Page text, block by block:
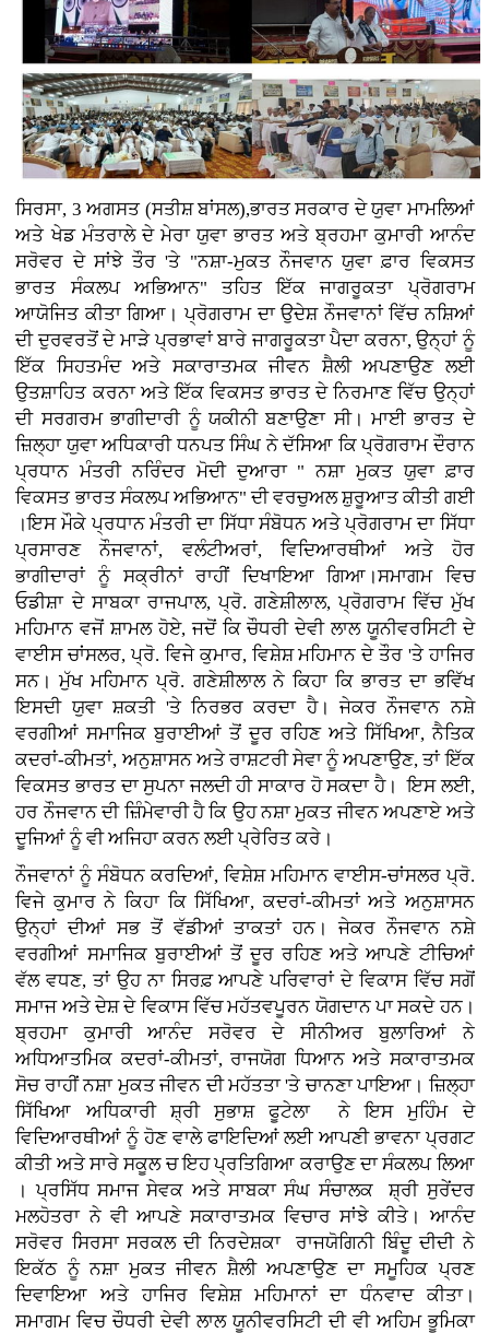
ਸਿਰਸਾ, 3 ਅਗਸਤ (ਸਤੀਸ਼ ਬਾਂਸਲ),ਭਾਰਤ ਸਰਕਾਰ ਦੇ ਯੁਵਾ ਮਾਮਲਿਆਂ
ਅਤੇ ਖੇਡ ਮੰਤਰਾਲੇ ਦੇ ਮੇਰਾ ਯੁਵਾ ਭਾਰਤ ਅਤੇ ਬ੍ਰਹਮਾ ਕੁਮਾਰੀ ਆਨੰਦ
ਸਰੋਵਰ ਦੇ ਸਾਂਝੇ ਤੌਰ 'ਤੇ "ਨਸ਼ਾ-ਮੁਕਤ ਨੌਜਵਾਨ ਯੁਵਾ ਫ਼ਾਰ ਵਿਕਸਤ
ਭਾਰਤ ਸੰਕਲਪ ਅਭਿਆਨ" ਤਹਿਤ ਇੱਕ ਜਾਗਰੂਕਤਾ ਪ੍ਰੋਗਰਾਮ
ਆਯੋਜਿਤ ਕੀਤਾ ਗਿਆ। ਪ੍ਰੋਗਰਾਮ ਦਾ ਉਦੇਸ਼ ਨੌਜਵਾਨਾਂ ਵਿੱਚ ਨਸ਼ਿਆਂ
ਦੀ ਦੁਰਵਰਤੋਂ ਦੇ ਮਾੜੇ ਪ੍ਰਭਾਵਾਂ ਬਾਰੇ ਜਾਗਰੂਕਤਾ ਪੈਦਾ ਕਰਨਾ, ਉਨ੍ਹਾਂ ਨੂੰ
ਇੱਕ ਸਿਹਤਮੰਦ ਅਤੇ ਸਕਾਰਾਤਮਕ ਜੀਵਨ ਸ਼ੈਲੀ ਅਪਣਾਉਣ ਲਈ
ਉਤਸ਼ਾਹਿਤ ਕਰਨਾ ਅਤੇ ਇੱਕ ਵਿਕਸਤ ਭਾਰਤ ਦੇ ਨਿਰਮਾਣ ਵਿੱਚ ਉਨ੍ਹਾਂ
ਦੀ ਸਰਗਰਮ ਭਾਗੀਦਾਰੀ ਨੂੰ ਯਕੀਨੀ ਬਣਾਉਣਾ ਸੀ। ਮਾਈ ਭਾਰਤ ਦੇ
ਜ਼ਿਲ੍ਹਾ ਯੁਵਾ ਅਧਿਕਾਰੀ ਧਨਪਤ ਸਿੰਘ ਨੇ ਦੱਸਿਆ ਕਿ ਪ੍ਰੋਗਰਾਮ ਦੌਰਾਨ
ਪ੍ਰਧਾਨ ਮੰਤਰੀ ਨਰਿੰਦਰ ਮੋਦੀ ਦੁਆਰਾ " ਨਸ਼ਾ ਮੁਕਤ ਯੁਵਾ ਫ਼ਾਰ
ਵਿਕਸਤ ਭਾਰਤ ਸੰਕਲਪ ਅਭਿਆਨ" ਦੀ ਵਰਚੁਅਲ ਸ਼ੁਰੂਆਤ ਕੀਤੀ ਗਈ
।ਇਸ ਮੌਕੇ ਪ੍ਰਧਾਨ ਮੰਤਰੀ ਦਾ ਸਿੱਧਾ ਸੰਬੋਧਨ ਅਤੇ ਪ੍ਰੋਗਰਾਮ ਦਾ ਸਿੱਧਾ
ਪ੍ਰਸਾਰਣ ਨੌਜਵਾਨਾਂ, ਵਲੰਟੀਅਰਾਂ, ਵਿਦਿਆਰਥੀਆਂ ਅਤੇ ਹੋਰ
ਭਾਗੀਦਾਰਾਂ ਨੂੰ ਸਕ੍ਰੀਨਾਂ ਰਾਹੀਂ ਦਿਖਾਇਆ ਗਿਆ।ਸਮਾਗਮ ਵਿਚ
ਓਡੀਸ਼ਾ ਦੇ ਸਾਬਕਾ ਰਾਜਪਾਲ, ਪ੍ਰੋ. ਗਣੇਸ਼ੀਲਾਲ, ਪ੍ਰੋਗਰਾਮ ਵਿੱਚ ਮੁੱਖ
ਮਹਿਮਾਨ ਵਜੋਂ ਸ਼ਾਮਲ ਹੋਏ, ਜਦੋਂ ਕਿ ਚੌਧਰੀ ਦੇਵੀ ਲਾਲ ਯੂਨੀਵਰਸਿਟੀ ਦੇ
ਵਾਈਸ ਚਾਂਸਲਰ, ਪ੍ਰੋ. ਵਿਜੇ ਕੁਮਾਰ, ਵਿਸ਼ੇਸ਼ ਮਹਿਮਾਨ ਦੇ ਤੌਰ 'ਤੇ ਹਾਜਿਰ
ਸਨ। ਮੁੱਖ ਮਹਿਮਾਨ ਪ੍ਰੋ. ਗਣੇਸ਼ੀਲਾਲ ਨੇ ਕਿਹਾ ਕਿ ਭਾਰਤ ਦਾ ਭਵਿੱਖ
ਇਸਦੀ ਯੁਵਾ ਸ਼ਕਤੀ 'ਤੇ ਨਿਰਭਰ ਕਰਦਾ ਹੈ। ਜੇਕਰ ਨੌਜਵਾਨ ਨਸ਼ੇ
ਵਰਗੀਆਂ ਸਮਾਜਿਕ ਬੁਰਾਈਆਂ ਤੋਂ ਦੂਰ ਰਹਿਣ ਅਤੇ ਸਿੱਖਿਆ, ਨੈਤਿਕ
ਕਦਰਾਂ-ਕੀਮਤਾਂ, ਅਨੁਸ਼ਾਸਨ ਅਤੇ ਰਾਸ਼ਟਰੀ ਸੇਵਾ ਨੂੰ ਅਪਣਾਉਣ, ਤਾਂ ਇੱਕ
ਵਿਕਸਤ ਭਾਰਤ ਦਾ ਸੁਪਨਾ ਜਲਦੀ ਹੀ ਸਾਕਾਰ ਹੋ ਸਕਦਾ ਹੈ। ਇਸ ਲਈ,
ਹਰ ਨੌਜਵਾਨ ਦੀ ਜ਼ਿੰਮੇਵਾਰੀ ਹੈ ਕਿ ਉਹ ਨਸ਼ਾ ਮੁਕਤ ਜੀਵਨ ਅਪਣਾਏ ਅਤੇ
ਦੂਜਿਆਂ ਨੂੰ ਵੀ ਅਜਿਹਾ ਕਰਨ ਲਈ ਪ੍ਰੇਰਿਤ ਕਰੇ।
ਨੌਜਵਾਨਾਂ ਨੂੰ ਸੰਬੋਧਨ ਕਰਦਿਆਂ, ਵਿਸ਼ੇਸ਼ ਮਹਿਮਾਨ ਵਾਈਸ-ਚਾਂਸਲਰ ਪ੍ਰੋ.
ਵਿਜੇ ਕੁਮਾਰ ਨੇ ਕਿਹਾ ਕਿ ਸਿੱਖਿਆ, ਕਦਰਾਂ-ਕੀਮਤਾਂ ਅਤੇ ਅਨੁਸ਼ਾਸਨ
ਉਨ੍ਹਾਂ ਦੀਆਂ ਸਭ ਤੋਂ ਵੱਡੀਆਂ ਤਾਕਤਾਂ ਹਨ। ਜੇਕਰ ਨੌਜਵਾਨ ਨਸ਼ੇ
ਵਰਗੀਆਂ ਸਮਾਜਿਕ ਬੁਰਾਈਆਂ ਤੋਂ ਦੂਰ ਰਹਿਣ ਅਤੇ ਆਪਣੇ ਟੀਚਿਆਂ
ਵੱਲ ਵਧਣ, ਤਾਂ ਉਹ ਨਾ ਸਿਰਫ਼ ਆਪਣੇ ਪਰਿਵਾਰਾਂ ਦੇ ਵਿਕਾਸ ਵਿੱਚ ਸਗੋਂ
ਸਮਾਜ ਅਤੇ ਦੇਸ਼ ਦੇ ਵਿਕਾਸ ਵਿੱਚ ਮਹੱਤਵਪੂਰਨ ਯੋਗਦਾਨ ਪਾ ਸਕਦੇ ਹਨ।
ਬ੍ਰਹਮਾ ਕੁਮਾਰੀ ਆਨੰਦ ਸਰੋਵਰ ਦੇ ਸੀਨੀਅਰ ਬੁਲਾਰਿਆਂ ਨੇ
ਅਧਿਆਤਮਿਕ ਕਦਰਾਂ-ਕੀਮਤਾਂ, ਰਾਜਯੋਗ ਧਿਆਨ ਅਤੇ ਸਕਾਰਾਤਮਕ
ਸੋਚ ਰਾਹੀਂ ਨਸ਼ਾ ਮੁਕਤ ਜੀਵਨ ਦੀ ਮਹੱਤਤਾ 'ਤੇ ਚਾਨਣਾ ਪਾਇਆ। ਜ਼ਿਲ੍ਹਾ
ਸਿੱਖਿਆ ਅਧਿਕਾਰੀ ਸ਼੍ਰੀ ਸੁਭਾਸ਼ ਫੂਟੇਲਾ ਨੇ ਇਸ ਮੁਹਿੰਮ ਦੇ
ਵਿਦਿਆਰਥੀਆਂ ਨੂੰ ਹੋਣ ਵਾਲੇ ਫਾਇਦਿਆਂ ਲਈ ਆਪਣੀ ਭਾਵਨਾ ਪ੍ਰਗਟ
ਕੀਤੀ ਅਤੇ ਸਾਰੇ ਸਕੂਲ ਚ ਇਹ ਪ੍ਰਤਿਗਿਆ ਕਰਾਉਣ ਦਾ ਸੰਕਲਪ ਲਿਆ
। ਪ੍ਰਸਿੱਧ ਸਮਾਜ ਸੇਵਕ ਅਤੇ ਸਾਬਕਾ ਸੰਘ ਸੰਚਾਲਕ ਸ਼੍ਰੀ ਸੁਰੇਂਦਰ
ਮਲਹੋਤਰਾ ਨੇ ਵੀ ਆਪਣੇ ਸਕਾਰਾਤਮਕ ਵਿਚਾਰ ਸਾਂਝੇ ਕੀਤੇ। ਆਨੰਦ
ਸਰੋਵਰ ਸਿਰਸਾ ਸਰਕਲ ਦੀ ਨਿਰਦੇਸ਼ਕਾ ਰਾਜਯੋਗਿਨੀ ਬਿੰਦੂ ਦੀਦੀ ਨੇ
ਇਕੱਠ ਨੂੰ ਨਸ਼ਾ ਮੁਕਤ ਜੀਵਨ ਸ਼ੈਲੀ ਅਪਣਾਉਣ ਦਾ ਸਮੂਹਿਕ ਪ੍ਰਣ
ਦਿਵਾਇਆ ਅਤੇ ਹਾਜਿਰ ਵਿਸ਼ੇਸ਼ ਮਹਿਮਾਨਾਂ ਦਾ ਧੰਨਵਾਦ ਕੀਤਾ।
ਸਮਾਗਮ ਵਿਚ ਚੌਧਰੀ ਦੇਵੀ ਲਾਲ ਯੂਨੀਵਰਸਿਟੀ ਦੀ ਵੀ ਅਹਿਮ ਭੂਮਿਕਾ